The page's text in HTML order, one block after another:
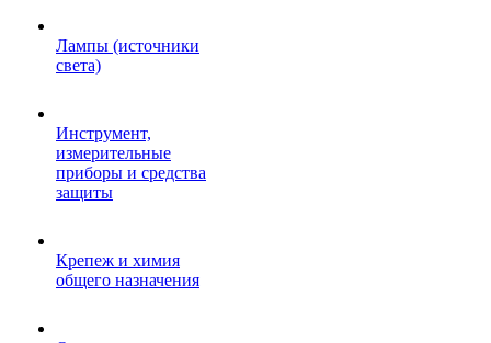
Лампы (источники
света)
Инструмент,
измерительные
приборы и средства
защиты
Крепеж и химия
общего назначения